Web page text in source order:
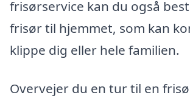
frisørservice kan du også
frisør til hjemmet, som kan
klippe dig eller hele familien.
Overvejer du en tur til en